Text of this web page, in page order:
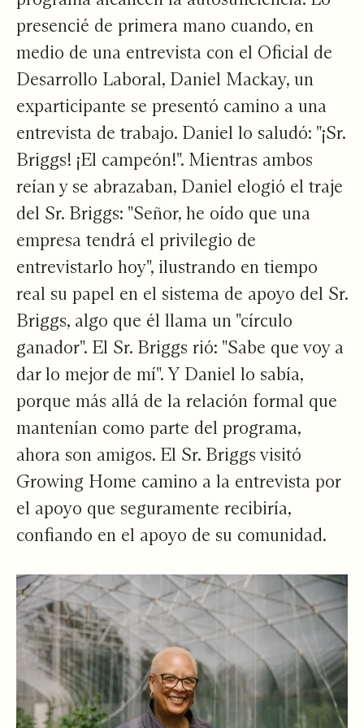
presencié de primera mano cuando, en
medio de una entrevista con el Oficial de
Desarrollo Laboral, Daniel Mackay, un
exparticipante se presentó camino a una
entrevista de trabajo. Daniel lo saludó: "¡Sr.
Briggs! ¡El campeón!". Mientras ambos
reían y se abrazaban, Daniel elogió el traje
del Sr. Briggs: "Señor, he oído que una
empresa tendrá el privilegio de
entrevistarlo hoy", ilustrando en tiempo
real su papel en el sistema de apoyo del Sr.
Briggs, algo que él llama un "círculo
ganador". El Sr. Briggs rió: "Sabe que voy a
dar lo mejor de mí". Y Daniel lo sabía,
porque más allá de la relación formal que
mantenían como parte del programa,
ahora son amigos. El Sr. Briggs visitó
Growing Home camino a la entrevista por
el apoyo que seguramente recibiría,
confiando en el apoyo de su comunidad.